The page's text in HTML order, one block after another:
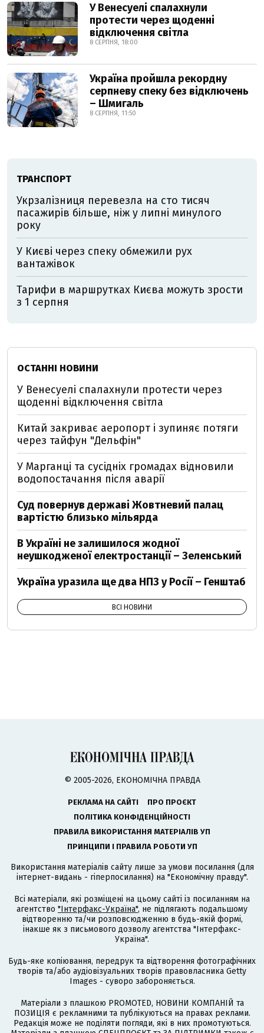
У Венесуелі спалахнули
протести через щоденні
відключення світла
8 СЕРПНЯ, 18:00
Україна пройшла рекордну
серпневу спеку без відключень
– Шмигаль
8 СЕРПНЯ, 11:50
ТРАНСПОРТ
Укрзалізниця перевезла на сто тисяч
пасажирів більше, ніж у липні минулого
року
У Києві через спеку обмежили рух
вантажівок
Тарифи в маршрутках Києва можуть зрости
з 1 серпня
ОСТАННІ НОВИНИ
У Венесуелі спалахнули протести через
щоденні відключення світла
Китай закриває аеропорт і зупиняє потяги
через тайфун "Дельфін"
У Марганці та сусідніх громадах відновили
водопостачання після аварії
Суд повернув державі Жовтневий палац
вартістю близько мільярда
В Україні не залишилося жодної
неушкодженої електростанції – Зеленський
Україна уразила ще два НПЗ у Росії – Генштаб
ВСІ НОВИНИ
© 2005-2026, ЕКОНОМІЧНА ПРАВДА
РЕКЛАМА НА САЙТІ
ПРО ПРОЄКТ
ПОЛІТИКА КОНФІДЕНЦІЙНОСТІ
ПРАВИЛА ВИКОРИСТАННЯ МАТЕРІАЛІВ УП
ПРИНЦИПИ І ПРАВИЛА РОБОТИ УП
Використання матеріалів сайту лише за умови посилання (для
інтернет-видань - гіперпосилання) на "Економічну правду".
Всі матеріали, які розміщені на цьому сайті із посиланням на
агентство "Інтерфакс-Україна", не підлягають подальшому
відтворенню та/чи розповсюдженню в будь-якій формі,
інакше як з письмового дозволу агентства "Інтерфакс-
Україна".
Будь-яке копіювання, передрук та відтворення фотографічних
творів та/або аудіовізуальних творів правовласника Getty
Images - суворо забороняється.
Матеріали з плашкою PROMOTED, НОВИНИ КОМПАНІЙ та
ПОЗИЦІЯ є рекламними та публікуються на правах реклами.
Редакція може не поділяти погляди, які в них промотуються.